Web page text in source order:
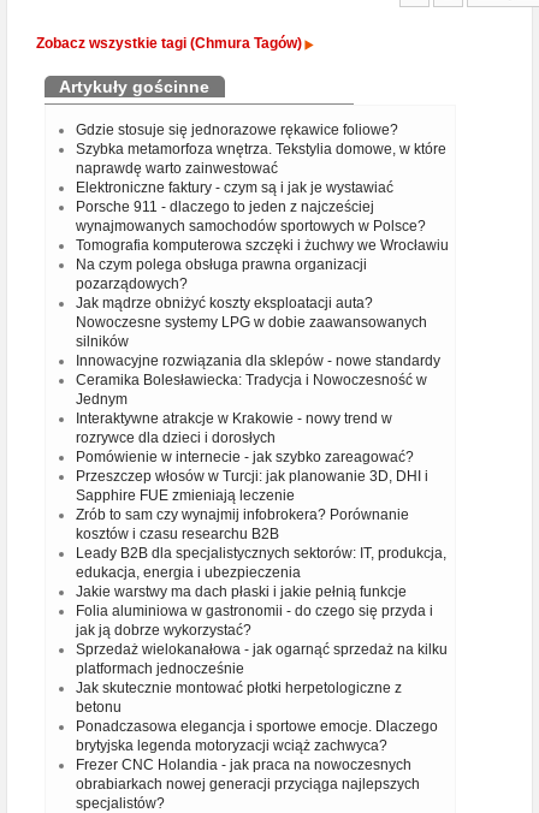
Zobacz wszystkie tagi (Chmura Tagów)
Artykuły gościnne
Gdzie stosuje się jednorazowe rękawice foliowe?
Szybka metamorfoza wnętrza. Tekstylia domowe, w które
naprawdę warto zainwestować
Elektroniczne faktury - czym są i jak je wystawiać
Porsche 911 - dlaczego to jeden z najcześciej
wynajmowanych samochodów sportowych w Polsce?
Tomografia komputerowa szczęki i żuchwy we Wrocławiu
Na czym polega obsługa prawna organizacji
pozarządowych?
Jak mądrze obniżyć koszty eksploatacji auta?
Nowoczesne systemy LPG w dobie zaawansowanych
silników
Innowacyjne rozwiązania dla sklepów - nowe standardy
Ceramika Bolesławiecka: Tradycja i Nowoczesność w
Jednym
Interaktywne atrakcje w Krakowie - nowy trend w
rozrywce dla dzieci i dorosłych
Pomówienie w internecie - jak szybko zareagować?
Przeszczep włosów w Turcji: jak planowanie 3D, DHI i
Sapphire FUE zmieniają leczenie
Zrób to sam czy wynajmij infobrokera? Porównanie
kosztów i czasu researchu B2B
Leady B2B dla specjalistycznych sektorów: IT, produkcja,
edukacja, energia i ubezpieczenia
Jakie warstwy ma dach płaski i jakie pełnią funkcje
Folia aluminiowa w gastronomii - do czego się przyda i
jak ją dobrze wykorzystać?
Sprzedaż wielokanałowa - jak ogarnąć sprzedaż na kilku
platformach jednocześnie
Jak skutecznie montować płotki herpetologiczne z
betonu
Ponadczasowa elegancja i sportowe emocje. Dlaczego
brytyjska legenda motoryzacji wciąż zachwyca?
Frezer CNC Holandia - jak praca na nowoczesnych
obrabiarkach nowej generacji przyciąga najlepszych
specjalistów?